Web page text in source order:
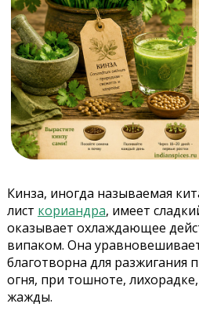
Кинза, иногда называемая
лист кориандра, имеет
оказывает охлаждающее
випаком. Она
благотворна для разжигания
огня, при тошноте,
жажды.